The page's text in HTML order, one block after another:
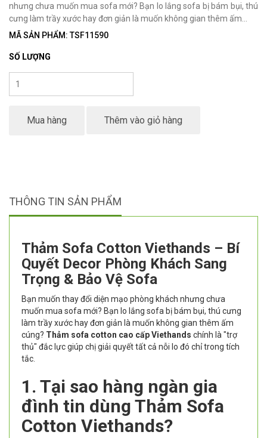
nhưng chưa muốn mua sofa mới? Bạn lo lắng sofa bị bám bụi, thú
cưng làm trầy xước hay đơn giản là muốn không gian thêm ấm...
MÃ SẢN PHẨM: TSF11590
SỐ LƯỢNG
Mua hàng Thêm vào giỏ hàng
THÔNG TIN SẢN PHẨM
Thảm Sofa Cotton Viethands – Bí
Quyết Decor Phòng Khách Sang
Trọng & Bảo Vệ Sofa
Bạn muốn thay đổi diện mạo phòng khách nhưng chưa
muốn mua sofa mới? Bạn lo lắng sofa bị bám bụi, thú cưng
làm trầy xước hay đơn giản là muốn không gian thêm ấm
cúng? Thảm sofa cotton cao cấp Viethands chính là "trợ
thủ" đắc lực giúp chị giải quyết tất cả nỗi lo đó chỉ trong tích
tắc.
1. Tại sao hàng ngàn gia
đình tin dùng Thảm Sofa
Cotton Viethands?